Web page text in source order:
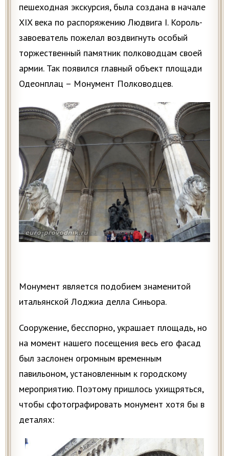
пешеходная экскурсия, была создана в начале
XIX века по распоряжению Людвига I. Король-
завоеватель пожелал воздвигнуть особый
торжественный памятник полководцам своей
армии. Так появился главный объект площади
Одеонплац – Монумент Полководцев.
Монумент является подобием знаменитой
итальянской Лоджиа делла Синьора.
Сооружение, бесспорно, украшает площадь, но
на момент нашего посещения весь его фасад
был заслонен огромным временным
павильоном, установленным к городскому
мероприятию. Поэтому пришлось ухищряться,
чтобы сфотографировать монумент хотя бы в
деталях: